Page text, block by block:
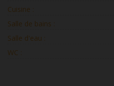
Cuisine :
Salle de bains :
Salle d'eau :
WC :